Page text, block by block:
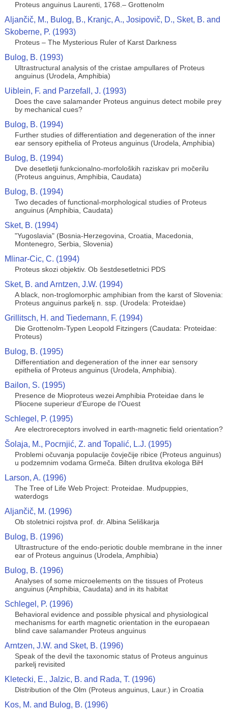
Proteus anguinus Laurenti, 1768.– Grottenolm
Aljančič, M., Bulog, B., Kranjc, A., Josipovič, D., Sket, B. and
Skoberne, P. (1993)
Proteus – The Mysterious Ruler of Karst Darkness
Bulog, B. (1993)
Ultrastructural analysis of the cristae ampullares of Proteus
anguinus (Urodela, Amphibia)
Uiblein, F. and Parzefall, J. (1993)
Does the cave salamander Proteus anguinus detect mobile prey
by mechanical cues?
Bulog, B. (1994)
Further studies of differentiation and degeneration of the inner
ear sensory epithelia of Proteus anguinus (Urodela, Amphibia)
Bulog, B. (1994)
Dve desetletji funkcionalno-morfoloških raziskav pri močerilu
(Proteus anguinus, Amphibia, Caudata)
Bulog, B. (1994)
Two decades of functional-morphological studies of Proteus
anguinus (Amphibia, Caudata)
Sket, B. (1994)
"Yugoslavia" (Bosnia-Herzegovina, Croatia, Macedonia,
Montenegro, Serbia, Slovenia)
Mlinar-Cic, C. (1994)
Proteus skozi objektiv. Ob šestdesetletnici PDS
Sket, B. and Arntzen, J.W. (1994)
A black, non-troglomorphic amphibian from the karst of Slovenia:
Proteus anguinus parkelj n. ssp. (Urodela: Proteidae)
Grillitsch, H. and Tiedemann, F. (1994)
Die Grottenolm-Typen Leopold Fitzingers (Caudata: Proteidae:
Proteus)
Bulog, B. (1995)
Differentiation and degeneration of the inner ear sensory
epithelia of Proteus anguinus (Urodela, Amphibia).
Bailon, S. (1995)
Presence de Mioproteus wezei Amphibia Proteidae dans le
Pliocene superieur d'Europe de l'Ouest
Schlegel, P. (1995)
Are electroreceptors involved in earth-magnetic field orientation?
Šolaja, M., Pocrnjić, Z. and Topalić, L.J. (1995)
Problemi očuvanja populacije čovječije ribice (Proteus anguinus)
u podzemnim vodama Grmeča. Bilten društva ekologa BiH
Larson, A. (1996)
The Tree of Life Web Project: Proteidae. Mudpuppies,
waterdogs
Aljančič, M. (1996)
Ob stoletnici rojstva prof. dr. Albina Seliškarja
Bulog, B. (1996)
Ultrastructure of the endo-periotic double membrane in the inner
ear of Proteus anguinus (Urodela, Amphibia)
Bulog, B. (1996)
Analyses of some microelements on the tissues of Proteus
anguinus (Amphibia, Caudata) and in its habitat
Schlegel, P. (1996)
Behavioral evidence and possible physical and physiological
mechanisms for earth magnetic orientation in the europaean
blind cave salamander Proteus anguinus
Arntzen, J.W. and Sket, B. (1996)
Speak of the devil the taxonomic status of Proteus anguinus
parkelj revisited
Kletecki, E., Jalzic, B. and Rada, T. (1996)
Distribution of the Olm (Proteus anguinus, Laur.) in Croatia
Kos, M. and Bulog, B. (1996)